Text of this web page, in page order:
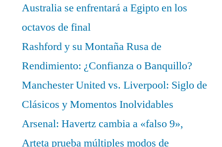
Australia se enfrentará a Egipto en los
octavos de final
Rashford y su Montaña Rusa de
Rendimiento: ¿Confianza o Banquillo?
Manchester United vs. Liverpool: Siglo de
Clásicos y Momentos Inolvidables
Arsenal: Havertz cambia a «falso 9»,
Arteta prueba múltiples modos de